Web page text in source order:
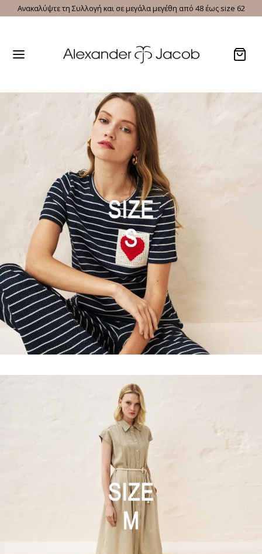
Ανακαλύψτε τη Συλλογή και σε μεγάλα μεγέθη από 48 έως size 62